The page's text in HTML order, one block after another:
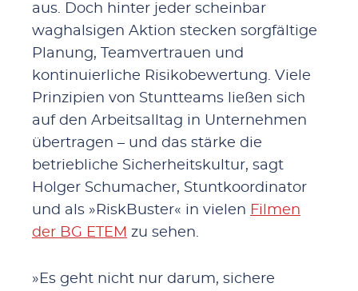
aus. Doch hinter jeder scheinbar
waghalsigen Aktion stecken sorgfältige
Planung, Teamvertrauen und
kontinuierliche Risikobewertung. Viele
Prinzipien von Stuntteams ließen sich
auf den Arbeitsalltag in Unternehmen
übertragen – und das stärke die
betriebliche Sicherheitskultur, sagt
Holger Schumacher, Stuntkoordinator
und als »RiskBuster« in vielen Filmen
der BG ETEM zu sehen.
»Es geht nicht nur darum, sichere